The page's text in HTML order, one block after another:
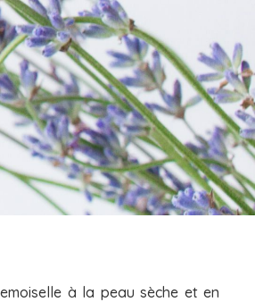
à la peau sèche et en